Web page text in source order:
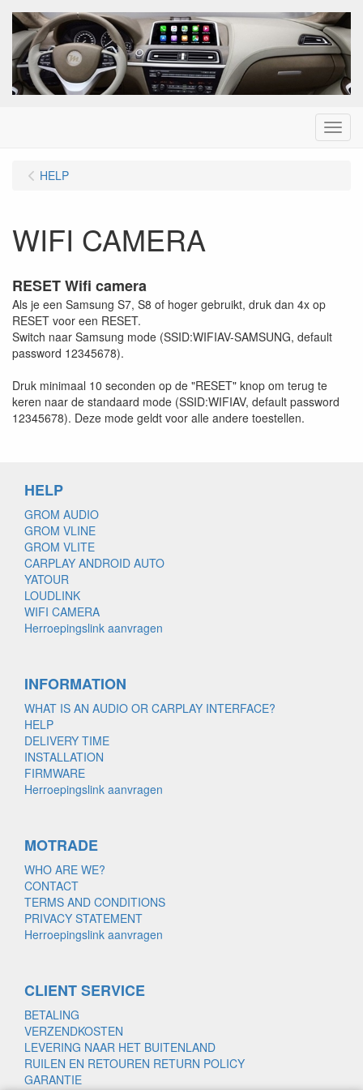
Menu
HELP
WIFI CAMERA
RESET Wifi camera
Als je een Samsung S7, S8 of hoger gebruikt, druk dan 4x op
RESET voor een RESET.
Switch naar Samsung mode (SSID:WIFIAV-SAMSUNG, default
password 12345678).
Druk minimaal 10 seconden op de "RESET" knop om terug te
keren naar de standaard mode (SSID:WIFIAV, default password
12345678). Deze mode geldt voor alle andere toestellen.
HELP
GROM AUDIO
GROM VLINE
GROM VLITE
CARPLAY ANDROID AUTO
YATOUR
LOUDLINK
WIFI CAMERA
Herroepingslink aanvragen
INFORMATION
WHAT IS AN AUDIO OR CARPLAY INTERFACE?
HELP
DELIVERY TIME
INSTALLATION
FIRMWARE
Herroepingslink aanvragen
MOTRADE
WHO ARE WE?
CONTACT
TERMS AND CONDITIONS
PRIVACY STATEMENT
Herroepingslink aanvragen
CLIENT SERVICE
BETALING
VERZENDKOSTEN
LEVERING NAAR HET BUITENLAND
RUILEN EN RETOUREN RETURN POLICY
GARANTIE